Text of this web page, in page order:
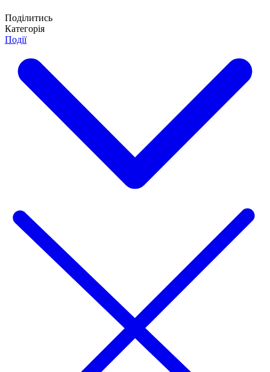
Поділитись
Категорія
Події